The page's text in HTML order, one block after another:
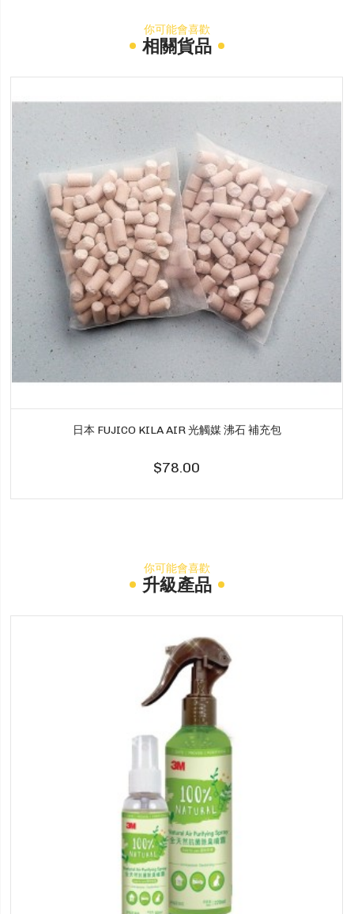
你可能會喜歡
相關貨品
日本 FUJICO KILA AIR 光觸媒 沸石 補充包
$78.00
你可能會喜歡
升級產品